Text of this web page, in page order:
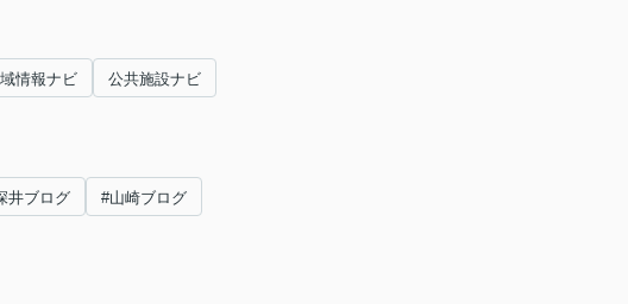
情報ナビ 公共施設ナビ
井ブログ #山崎ブログ